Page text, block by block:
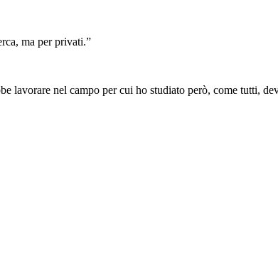
ma per privati.”
lavorare nel campo per cui ho studiato però, come tutti,